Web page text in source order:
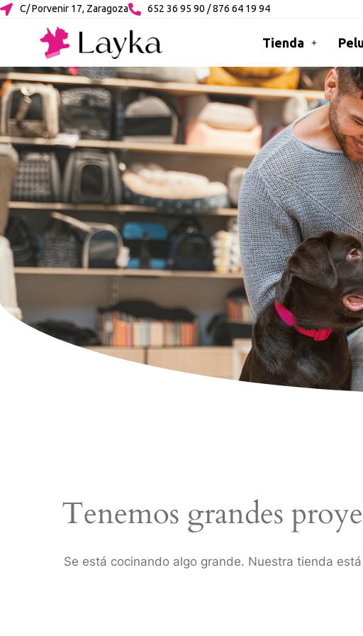
C/ Porvenir 17, Zaragoza 652 36 95 90 / 876 64 19 94
Tienda
Tenemos grandes
Se está cocinando algo grande. Nuestra tienda